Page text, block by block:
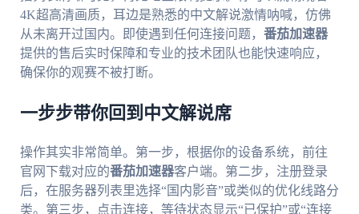
4K超高清画质，耳边是熟悉的中文解说激情呐喊，仿佛
从未离开过国内。即使遇到任何连接问题， 番茄加速器
提供的售后实时保障和专业的技术团队也能快速响应，
确保你的观赛不被打断。
一步步带你回到中文解说席
操作其实非常简单。第一步，根据你的设备系统，前往
官网下载对应的番茄加速器客户端。第二步，注册登录
后，在服务器列表里选择“国内影音”或类似的优化线路分
类。第三步，点击连接，等待状态显示“已保护”或“连接